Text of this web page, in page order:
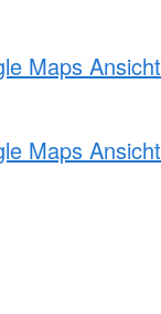
Maps Ansicht
Maps Ansicht